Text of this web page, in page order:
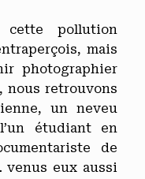
cette pollution
mais
photographier
nous retrouvons
un neveu
étudiant en
de
venus eux aussi